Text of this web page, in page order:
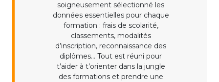
soigneusement sélectionné les
données essentielles pour chaque
formation : frais de scolarité,
classements, modalités
d’inscription, reconnaissance des
diplômes... Tout est réuni pour
t’aider à t’orienter dans la jungle
des formations et prendre une